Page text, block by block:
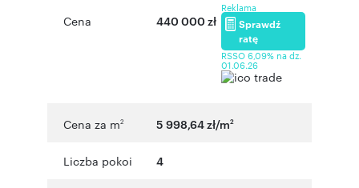
Cena 440 000 zł
Reklama
Sprawdź
ratę
RSSO 6,09% na dz.
01.06.26
Cena za m2 5 998,64 zł/m2
Liczba pokoi 4